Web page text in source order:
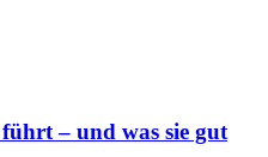
– und was sie gut